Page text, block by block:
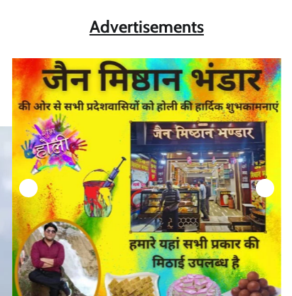
Advertisements